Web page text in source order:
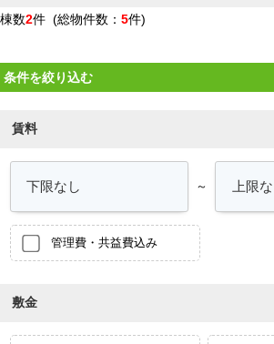
棟数2件 (総物件数： 5件)
条件を絞り込む
賃料
～
管理費・共益費込み
敷金